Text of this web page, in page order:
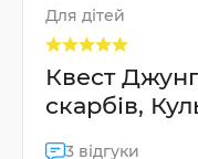
Для дітей
Квест
скарбів,
3 відгуки